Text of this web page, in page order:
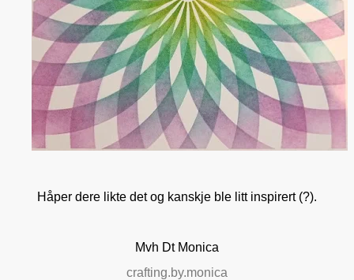
Håper dere likte det og kanskje ble litt inspirert (?).
Mvh Dt Monica
crafting.by.monica